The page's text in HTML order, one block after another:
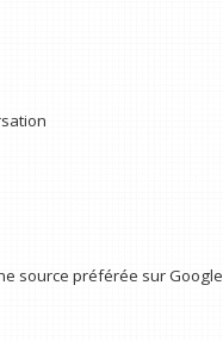
source préférée sur Google